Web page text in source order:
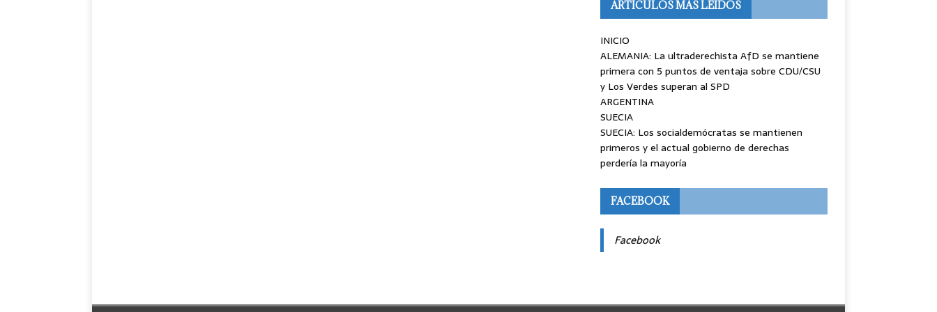
ARTÍCULOS MÁS LEÍDOS
INICIO
ALEMANIA: La ultraderechista AfD se mantiene
primera con 5 puntos de ventaja sobre CDU/CSU
y Los Verdes superan al SPD
ARGENTINA
SUECIA
SUECIA: Los socialdemócratas se mantienen
primeros y el actual gobierno de derechas
perdería la mayoría
FACEBOOK
Facebook